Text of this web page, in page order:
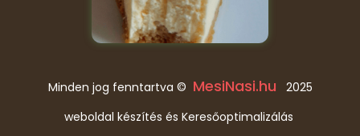
Minden jog fenntartva © MesiNasi.hu 2025
weboldal készítés és Keresőoptimalizálás